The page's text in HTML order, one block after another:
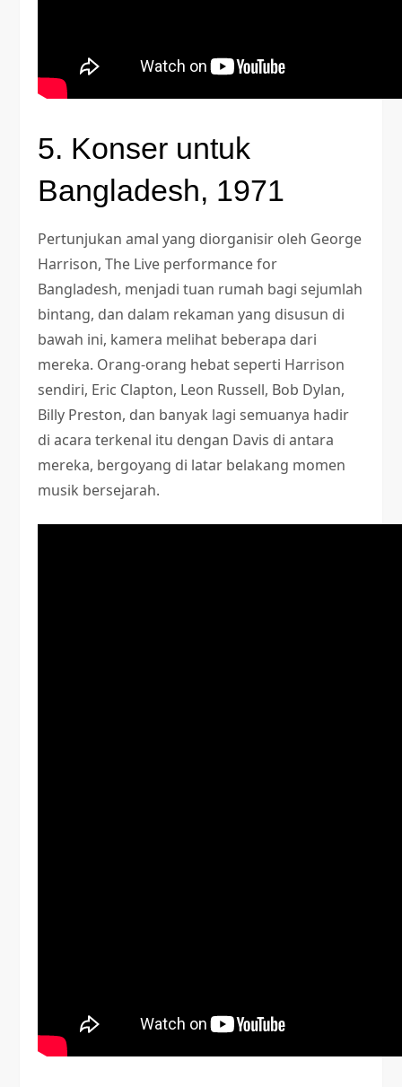
5. Konser untuk
Bangladesh, 1971
Pertunjukan amal yang diorganisir oleh George
Harrison, The Live performance for
Bangladesh, menjadi tuan rumah bagi sejumlah
bintang, dan dalam rekaman yang disusun di
bawah ini, kamera melihat beberapa dari
mereka. Orang-orang hebat seperti Harrison
sendiri, Eric Clapton, Leon Russell, Bob Dylan,
Billy Preston, dan banyak lagi semuanya hadir
di acara terkenal itu dengan Davis di antara
mereka, bergoyang di latar belakang momen
musik bersejarah.